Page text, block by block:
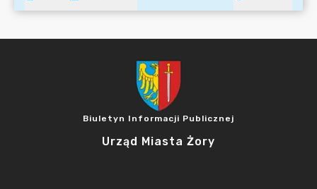
Biuletyn Informacji Publicznej
Urząd Miasta Żory